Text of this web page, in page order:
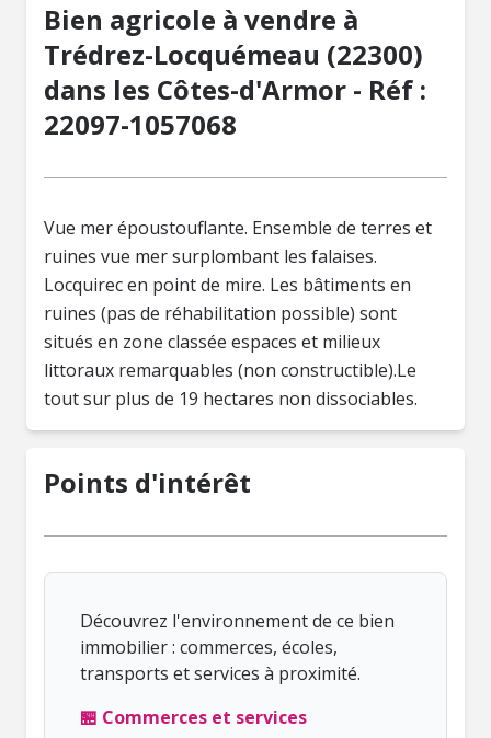
Bien agricole à vendre à
Trédrez-Locquémeau (22300)
dans les Côtes-d'Armor - Réf :
22097-1057068
Vue mer époustouflante. Ensemble de terres et
ruines vue mer surplombant les falaises.
Locquirec en point de mire. Les bâtiments en
ruines (pas de réhabilitation possible) sont
situés en zone classée espaces et milieux
littoraux remarquables (non constructible).Le
tout sur plus de 19 hectares non dissociables.
Points d'intérêt
Découvrez l'environnement de ce bien
immobilier : commerces, écoles,
transports et services à proximité.
🏪 Commerces et services